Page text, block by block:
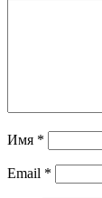
Имя *
Email *